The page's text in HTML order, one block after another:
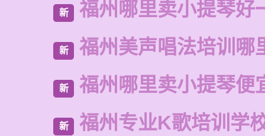
新 福州哪里卖小提琴好
新 福州美声唱法培训哪
新 福州哪里卖小提琴便
新 福州专业K歌培训学